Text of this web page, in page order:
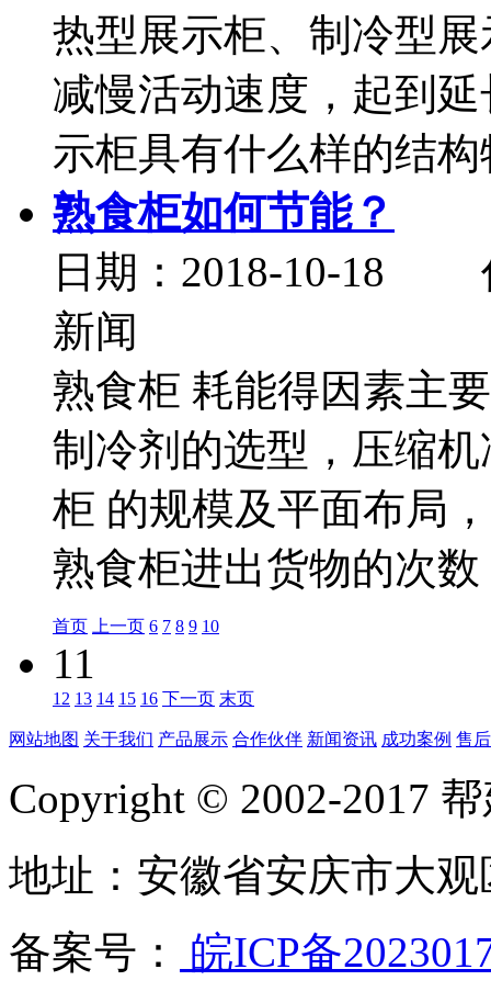
热型展示柜、制冷型
减慢活动速度，起到
示柜具有什么样的结构
熟食柜如何节能？
日期：2018-10-18
新闻
熟食柜 耗能得因素主
制冷剂的选型，压缩
柜 的规模及平面布局
熟食柜进出货物的次数
首页 上一页 6 7 8 9 10
11
12 13 14 15 16 下一页 末页
网站地图 关于我们 产品展示 合作伙伴 新闻资讯 成功案例 售
Copyright © 2002-2017
地址：安徽省安庆市大
备案号：
皖ICP备